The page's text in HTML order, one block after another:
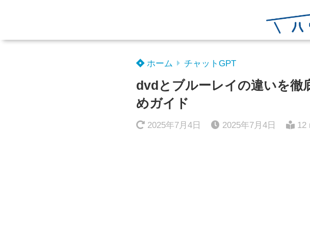
ホーム チャットGPT
dvdとブルーレイの違いを徹
めガイド
2025年7月4日 2025年7月4日 12